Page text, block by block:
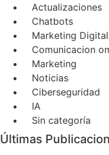
Actualizaciones
Chatbots
Marketing Digital
Comunicacion
Marketing
Noticias
Ciberseguridad
IA
Sin categoría
Últimas